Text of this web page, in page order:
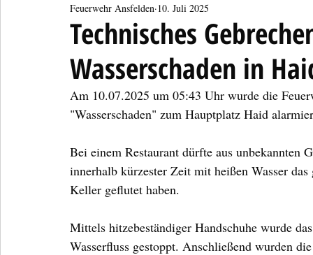
Technisches
Wasserschaden in
Feuerwehr Ansfelden 10. Juli 2025
Am 10.07.2025 um 05:43 Uhr wurde die
"Wasserschaden" zum Hauptplatz Haid
Bei einem Restaurant dürfte aus unbekannten
innerhalb kürzester Zeit mit heißen Wasser
Keller geflutet haben.
Mittels hitzebeständiger Handschuhe wurde
Wasserfluss gestoppt. Anschließend wurden